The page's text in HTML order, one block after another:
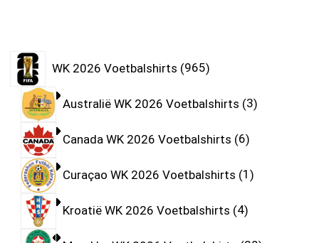
WK 2026 Voetbalshirts 965
Australië WK 2026 Voetbalshirts 3
Canada WK 2026 Voetbalshirts 6
Curaçao WK 2026 Voetbalshirts 1
Kroatië WK 2026 Voetbalshirts 4